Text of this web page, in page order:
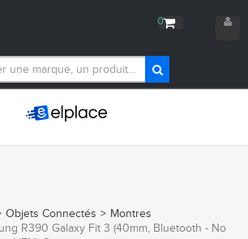
0
Objets Connectés > Montres
R390 Galaxy Fit 3 (40mm, Bluetooth - No